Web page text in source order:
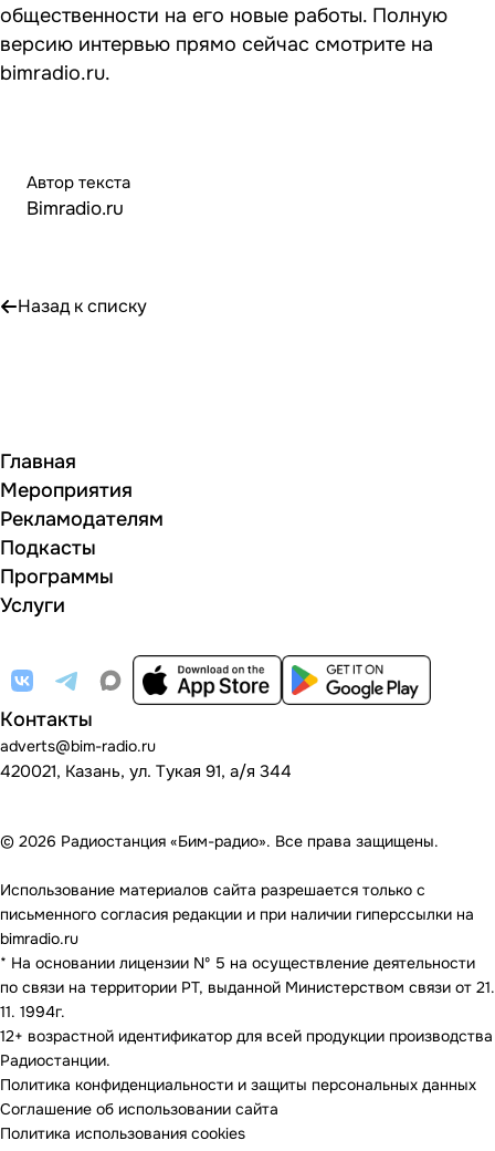
общественности на его новые работы. Полную
версию интервью прямо сейчас смотрите на
bimradio.ru.
Автор текста
Bimradio.ru
Назад к списку
Главная
Мероприятия
Рекламодателям
Подкасты
Программы
Услуги
Контакты
adverts@bim-radio.ru
420021, Казань, ул. Тукая 91, а/я 344
© 2026 Радиостанция «Бим-радио». Все права защищены.
Использование материалов сайта разрешается только с
письменного согласия редакции и при наличии гиперссылки на
bimradio.ru
* На основании лицензии Nº 5 на осуществление деятельности
по связи на территории РТ, выданной Министерством связи от 21.
11. 1994г.
12+ возрастной идентификатор для всей продукции производства
Радиостанции.
Политика конфиденциальности и защиты персональных данных
Соглашение об использовании сайта
Политика использования cookies